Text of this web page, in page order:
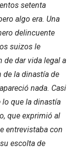
setenta
algo era. Una
delincuente
suizos le
de dar vida legal a
de la dinastía de
nada. Casi
lo que la dinastía
que exprimió al
entrevistaba con
escolta de